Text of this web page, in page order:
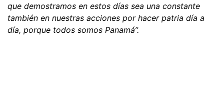
que demostramos en estos días sea una constante
también en nuestras acciones por hacer patria día a
día, porque todos somos Panamá”.